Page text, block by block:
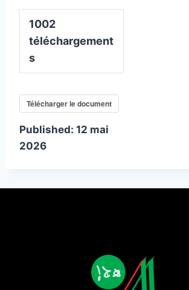
1002
téléchargement
s
Télécharger le document
Published: 12 mai
2026